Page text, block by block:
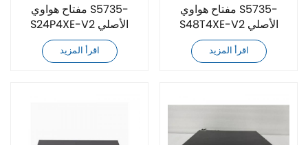
مفتاح هواوي S5735-
S24P4XE-V2 الأصلي
الجديد تمامًا
اقرأ المزيد
مفتاح هواوي S5735-
S48T4XE-V2 الأصلي
الجديد تمامًا
اقرأ المزيد